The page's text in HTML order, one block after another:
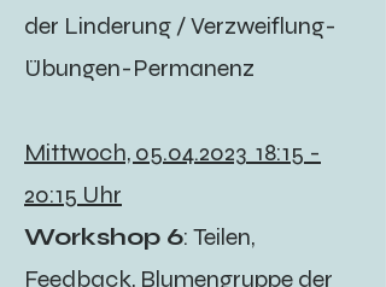
der Linderung / Verzweiflung-
Übungen-Permanenz
Mittwoch, 05.04.2023 18:15 -
20:15 Uhr
Workshop 6: Teilen,
Feedback, Blumengruppe der